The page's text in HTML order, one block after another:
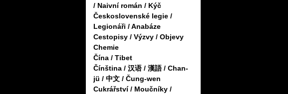
/ Naivní román / Kýč
Československé legie /
Legionáři / Anabáze
Cestopisy / Výzvy / Objevy
Chemie
Čína / Tibet
Čínština / 汉语 / 漢語 / Chan-
jü / 中文 / Čung-wen
Cukrářství / Moučníky /